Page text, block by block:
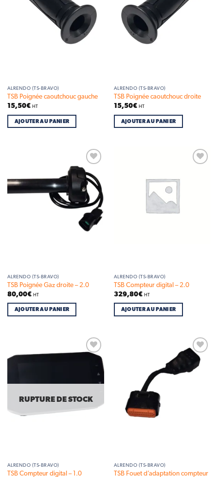
ALRENDO (TS-BRAVO)
TSB Poignée caoutchouc gauche
15,50€ HT
AJOUTER AU PANIER
ALRENDO (TS-BRAVO)
TSB Poignée caoutchouc droite
15,50€ HT
AJOUTER AU PANIER
Add to
wishlist
ALRENDO (TS-BRAVO)
TSB Poignée Gaz droite – 2.0
80,00€ HT
AJOUTER AU PANIER
ALRENDO (TS-BRAVO)
TSB Compteur digital – 2.0
329,80€ HT
AJOUTER AU PANIER
wishlist
RUPTURE DE STOCK
ALRENDO (TS-BRAVO)
TSB Compteur digital – 1.0
Add to
wishlist
ALRENDO (TS-BRAVO)
TSB Fouet d’adaptation compteur